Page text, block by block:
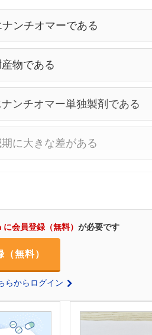
ンチオマーである
物である
ンチオマー単独製剤である
に大きな差がある
会員登録（無料） が必要です
無料）
らからログイン